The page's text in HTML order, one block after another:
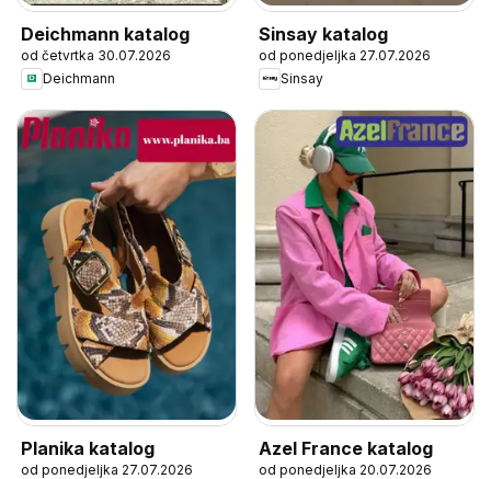
Deichmann katalog
od četvrtka 30.07.2026
Deichmann
Sinsay katalog
od ponedjeljka 27.07.2026
Sinsay
Planika katalog
od ponedjeljka 27.07.2026
Azel France katalog
od ponedjeljka 20.07.2026